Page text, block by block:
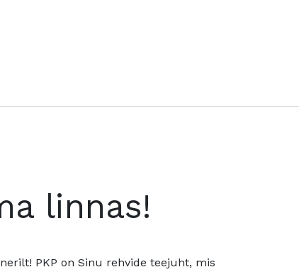
linnas!
PKP on Sinu rehvide teejuht, mis